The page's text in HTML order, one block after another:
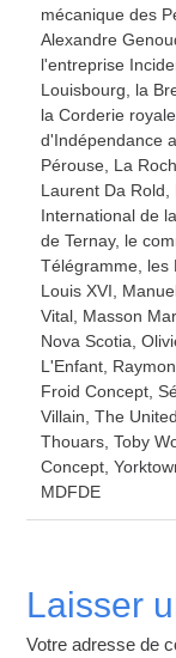
mécanique des
Alexandre
l'entreprise
Louisbourg
la
la Corderie royale
d'Indépendance
Pérouse La
Laurent Da Rold
International de
de Ternay, le
Télégramme les
Louis XVI
Vital Masson
Nova Scotia ,
L'Enfant
Froid Concept
Villain ,The
Thouars ,Toby
Concept ,
MDFDE
Laisser
Votre adresse de